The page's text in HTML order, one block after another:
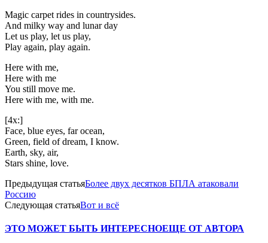
Magic carpet rides in countrysides.
And milky way and lunar day
Let us play, let us play,
Play again, play again.
Here with me,
Here with me
You still move me.
Here with me, with me.
[4x:]
Face, blue eyes, far ocean,
Green, field of dream, I know.
Earth, sky, air,
Stars shine, love.
Предыдущая статьяБолее двух десятков БПЛА атаковали
Россию
Следующая статьяВот и всё
ЭТО МОЖЕТ БЫТЬ ИНТЕРЕСНОЕЩЕ ОТ АВТОРА